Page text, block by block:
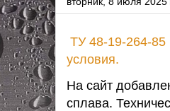
ТУ 48-19-264-85
условия.
На сайт
сплава.